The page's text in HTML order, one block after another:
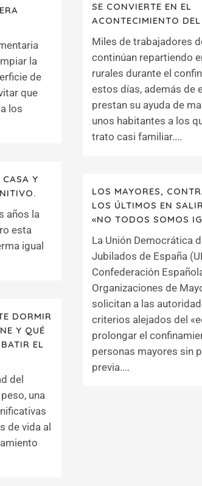
SE CONVIERTE EN EL
ACONTECIMIENTO
Miles de trabajadores
continúan repartiendo
rurales durante el
estos días, además de
prestan su ayuda de
unos habitantes a los
trato casi familiar....
la
de
que
los
CASA Y
años la
esta
igual
LOS MAYORES,
LOS ÚLTIMOS EN
«NO TODOS SOMOS
La Unión Democrática
Jubilados de España
Confederación
Organizaciones de
solicitan a las
criterios alejados del
prolongar el
personas mayores sin
previa....
DORMIR
Y QUÉ
EL
del
una
de vida al